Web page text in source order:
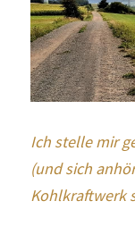
Ich stelle mir
(und sich
Kohlkraftwerk